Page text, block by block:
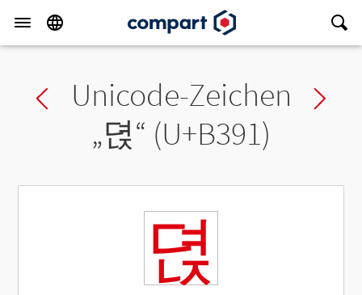
Previous char
Unicode-Zeichen
„뎑“ (U+B391)
뎑